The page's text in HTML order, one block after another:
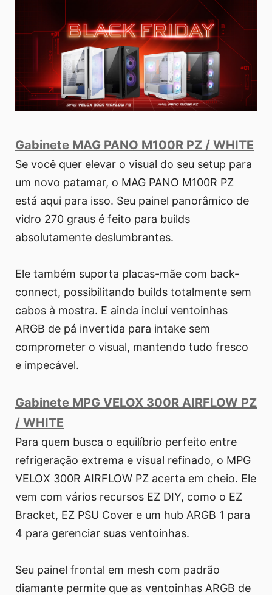
Gabinete MAG PANO M100R PZ / WHITE
Se você quer elevar o visual do seu setup para
um novo patamar, o MAG PANO M100R PZ
está aqui para isso. Seu painel panorâmico de
vidro 270 graus é feito para builds
absolutamente deslumbrantes.
Ele também suporta placas-mãe com back-
connect, possibilitando builds totalmente sem
cabos à mostra. E ainda inclui ventoinhas
ARGB de pá invertida para intake sem
comprometer o visual, mantendo tudo fresco
e impecável.
Gabinete MPG VELOX 300R AIRFLOW PZ
/ WHITE
Para quem busca o equilíbrio perfeito entre
refrigeração extrema e visual refinado, o MPG
VELOX 300R AIRFLOW PZ acerta em cheio. Ele
vem com vários recursos EZ DIY, como o EZ
Bracket, EZ PSU Cover e um hub ARGB 1 para
4 para gerenciar suas ventoinhas.
Seu painel frontal em mesh com padrão
diamante permite que as ventoinhas ARGB de